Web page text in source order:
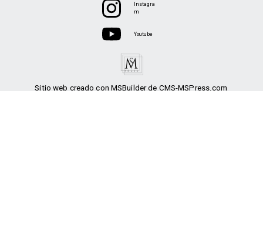
Sitio web creado con MSBuilder de CMS-MSPress.com
Instagra
m
Youtube